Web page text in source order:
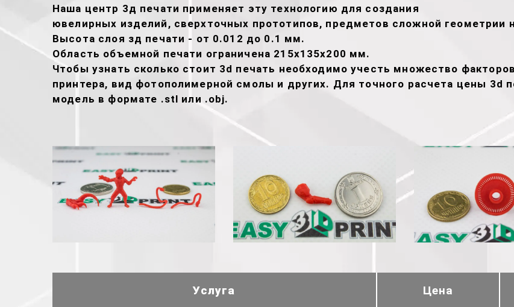
Наша центр 3д печати применяет эту технологию для создания
ювелирных изделий, сверхточных прототипов, предметов сложной геометрии
Высота слоя зд печати - от 0.012 до 0.1 мм.
Область объемной печати ограничена 215х135х200 мм.
Чтобы узнать сколько стоит 3d печать необходимо учесть множество
принтера, вид фотополимерной смолы и других. Для точного расчета цены 3d
модель в формате .stl или .obj.
Услуга Цена